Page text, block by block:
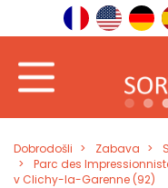
Dobrodošli Zabava
Parc des
v Clichy-la-Garenne (92)